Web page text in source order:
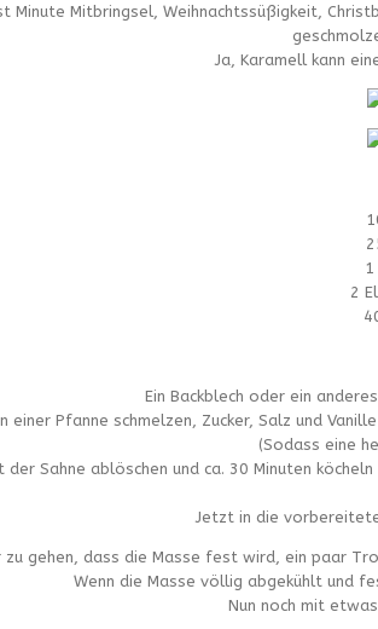
Minute Mitbringsel, Weihnachtssüßigkeit,
Ja, Karamell kann
2
Ein Backblech oder ein
einer Pfanne schmelzen, Zucker, Salz und
(Sodass eine
der Sahne ablöschen und ca. 30 Minuten
Jetzt in die
zu gehen, dass die Masse fest wird, ein paar
Wenn die Masse völlig abgekühlt und
Nun noch mit